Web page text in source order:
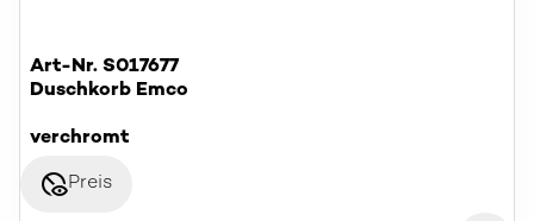
Art-Nr. S017677
Duschkorb Emco
verchromt
disabled_visiblePreis